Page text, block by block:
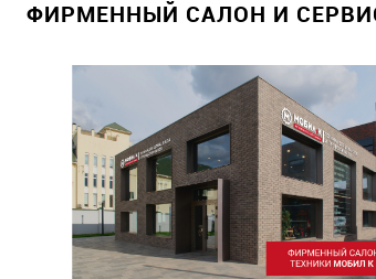
ФИРМЕННЫЙ САЛОН И